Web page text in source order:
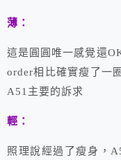
薄：
這是圓圓唯一感覺還
order相比確實瘦了一
A51主要的訴求
輕：
照理說經過了瘦身，